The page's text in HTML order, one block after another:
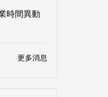
時間異動
更多消息